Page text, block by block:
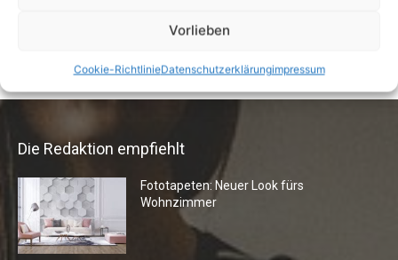
Vorlieben
Cookie-RichtlinieDatenschutzerklärungimpressum
Die Redaktion empfiehlt
Fototapeten: Neuer Look fürs
Wohnzimmer